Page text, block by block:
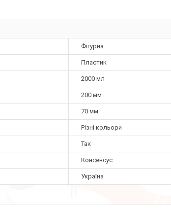
Фігурна
Пластик
2000 мл
200 мм
70 мм
Різні кольори
Так
Консенсус
Україна